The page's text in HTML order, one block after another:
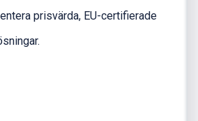
prisvärda, EU-certifierade